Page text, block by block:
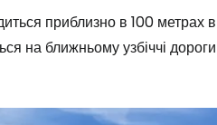
приблизно в 100 метрах
на ближньому узбіччі